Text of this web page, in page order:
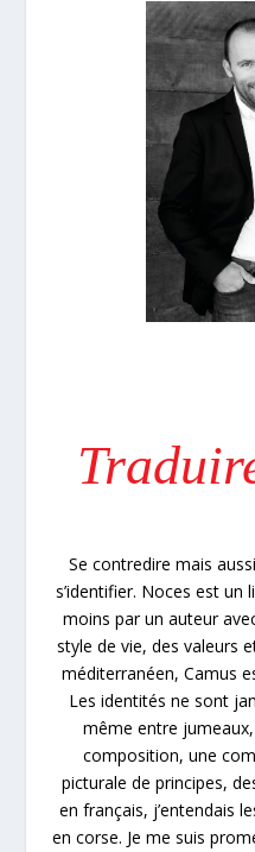
Se contredire mais
s’identifier. Noces est un
moins par un auteur
style de vie, des valeurs
méditerranéen, Camus
Les identités ne sont
même entre
composition, une
picturale de principes,
en français, j’entendais
en corse. Je me suis